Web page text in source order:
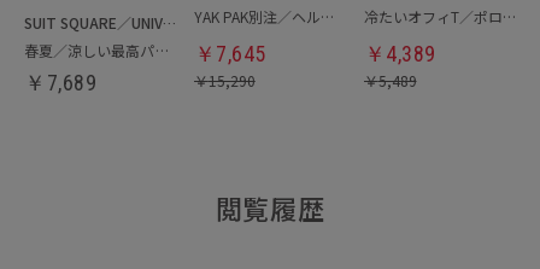
SUIT SQUARE／UNIVERSAL LANGUAGE
春夏／涼しい最高パンツ
￥ 7,689
YAK PAK別注／ヘルメットバッグ
￥ 7,645
￥15,290
冷たいオフィT／ポロシャツ
￥ 4,389
￥5,489
閲覧履歴